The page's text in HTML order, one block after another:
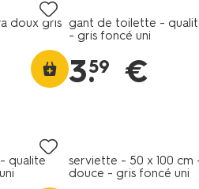
doux gris gant de toilette -
- gris foncé uni
3.
59 €
qualité
serviette - 50 x 100
douce - gris foncé uni